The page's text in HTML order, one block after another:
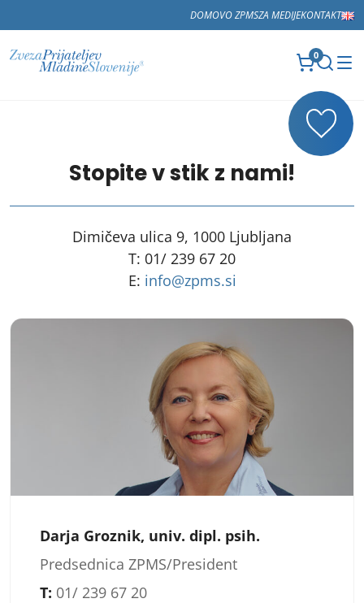
DOMOVO ZPMSZA MEDIJEKONTAKT
0
Stopite v stik z nami!
Dimičeva ulica 9, 1000 Ljubljana
T: 01/ 239 67 20
E: info@zpms.si
Darja Groznik, univ. dipl. psih.
Predsednica ZPMS/President
T: 01/ 239 67 20